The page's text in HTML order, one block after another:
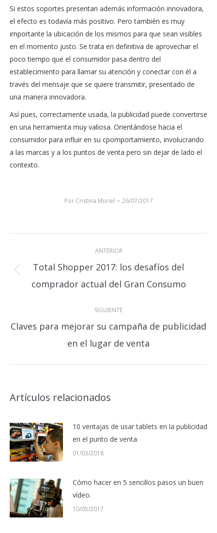
Si estos soportes presentan además información innovadora,
el efecto es todavía más positivo. Pero también es muy
importante la ubicación de los mismos para que sean visibles
en el momento justo. Se trata en definitiva de aprovechar el
poco tiempo que el consumidor pasa dentro del
establecimiento para llamar su atención y conectar con él a
través del mensaje que se quiere transmitir, presentado de
una manera innovadora.
Así pues, correctamente usada, la publicidad puede convertirse
en una herramienta muy valiosa. Orientándose hacia el
consumidor para influir en su cpomportamiento, involucrando
a las marcas y a los puntos de venta pero sin dejar de lado el
contexto.
Por Cristina Muriel 26/07/2017
publicaciones
ANTERIOR
anterior:
Total Shopper 2017: los desafíos del
comprador actual del Gran Consumo
SIGUIENTE
Publicación
siguiente:
Claves para mejorar su campaña de publicidad
en el lugar de venta
Artículos relacionados
10 ventajas de usar tablets en la publicidad
en el punto de venta
01/03/2018
Cómo hacer en 5 sencillos pasos un buen
vídeo.
10/05/2017